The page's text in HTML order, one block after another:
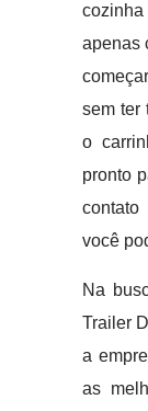
apenas
sem ter
o
pronto
você
Na
Trailer
a
as